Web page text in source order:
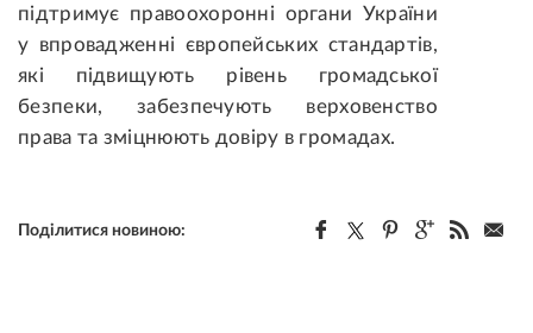
підтримує правоохоронні органи України
у впровадженні європейських стандартів,
які підвищують рівень громадської
безпеки, забезпечують верховенство
права та зміцнюють довіру в громадах.
Поділитися новиною: